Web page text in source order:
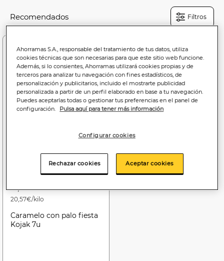
Filtros
2,16€
20,57€/kilo
Caramelo con palo fiesta
Kojak 7u
Ahorramas S.A., responsable del tratamiento de tus datos, utiliza
cookies técnicas que son necesarias para que este sitio web funcione.
Además, si lo consientes, Ahorramas utilizará cookies propias y de
terceros para analizar tu navegación con fines estadísticos, de
personalización y publicitarios, incluido el mostrarte publicidad
personalizada a partir de un perfil elaborado en base a tu navegación.
Puedes aceptarlas todas o gestionar tus preferencias en el panel de
configuración. Pulsa aquí para tener más información
Configurar cookies
Rechazar cookies Aceptar cookies